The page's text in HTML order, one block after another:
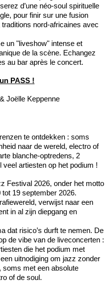
d’une néo-soul spirituelle
pour finir sur une fusion
nord-africaines avec
un "liveshow" intense et
de la scène. Echangez
au bar après le concert.
PASS !
Joëlle Keppenne
te ontdekken : soms
naar de wereld, electro of
blanche-optredens, 2
veel artiesten op het podium !
Festival 2026, onder het motto
19 september 2026.
verwijst naar een
in al zijn diepgang en
dat risico’s durft te nemen. De
de vibe van de liveconcerten :
die het podium met
uitnodiging om jazz zonder
soms met een absolute
of de soul.